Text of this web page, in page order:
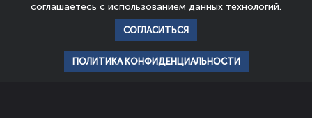
© Nevrozy-Megapolisa, 2023
Все права защищены
профиль популярное история
соглашаетесь с использованием данных технологий.
СОГЛАСИТЬСЯ
ПОЛИТИКА КОНФИДЕНЦИАЛЬНОСТИ